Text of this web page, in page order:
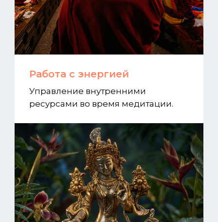
Работа с энергией
Управление внутренними
ресурсами во время медитации.